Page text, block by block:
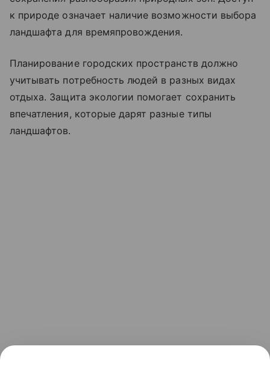
к природе означает наличие возможности выбора
ландшафта для времяпровождения.
Планирование городских пространств должно
учитывать потребность людей в разных видах
отдыха. Защита экологии помогает сохранить
впечатления, которые дарят разные типы
ландшафтов.